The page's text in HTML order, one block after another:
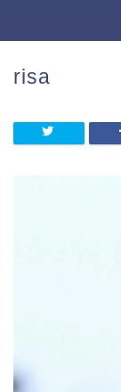
risa